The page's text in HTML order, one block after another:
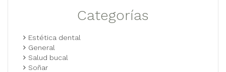
Categorías
Estética dental
General
Salud bucal
Soñar